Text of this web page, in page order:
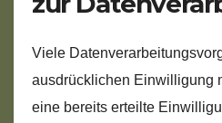
Viele
ausdrücklichen Einwilligung
eine bereits erteilte